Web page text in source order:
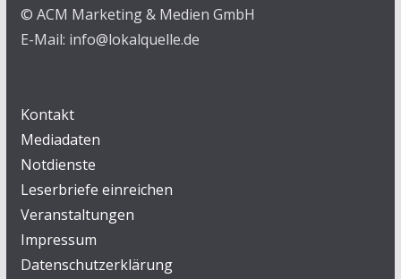
© ACM Marketing & Medien GmbH
E-Mail: info@lokalquelle.de
Kontakt
Mediadaten
Notdienste
Leserbriefe einreichen
Veranstaltungen
Impressum
Datenschutzerklärung